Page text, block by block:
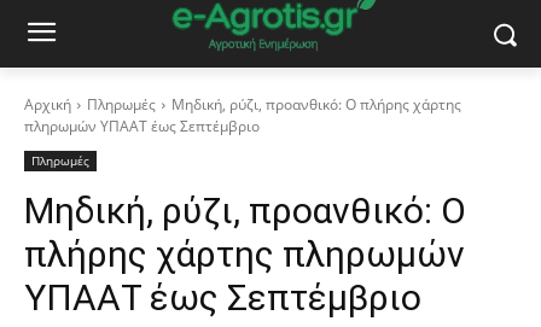
Αρχική Πληρωμές
Μηδική, ρύζι, προανθικό: Ο πλήρης χάρτης
πληρωμών ΥΠΑΑΤ έως Σεπτέμβριο
Πληρωμές
Μηδική, ρύζι, προανθικό: Ο
πλήρης χάρτης πληρωμών
ΥΠΑΑΤ έως Σεπτέμβριο